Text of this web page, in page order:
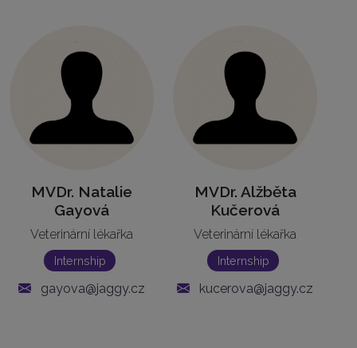
MVDr. Natalie
Gayová
Veterinární lékařka
Internship
gayova@jaggy.cz
MVDr. Alžběta
Kučerová
Veterinární lékařka
Internship
kucerova@jaggy.cz